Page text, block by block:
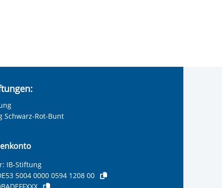
Schwarz-Rot-Bunt
IB-Stiftung
5004 0000 0594 1208 00